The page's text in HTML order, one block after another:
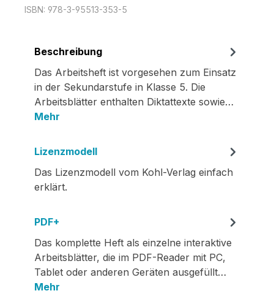
ISBN: 978-3-95513-353-5
Beschreibung
Das Arbeitsheft ist vorgesehen zum Einsatz
in der Sekundarstufe in Klasse 5. Die
Arbeitsblätter enthalten Diktattexte sowie…
Mehr
Lizenzmodell
Das Lizenzmodell vom Kohl-Verlag einfach
erklärt.
PDF+
Das komplette Heft als einzelne interaktive
Arbeitsblätter, die im PDF-Reader mit PC,
Tablet oder anderen Geräten ausgefüllt…
Mehr